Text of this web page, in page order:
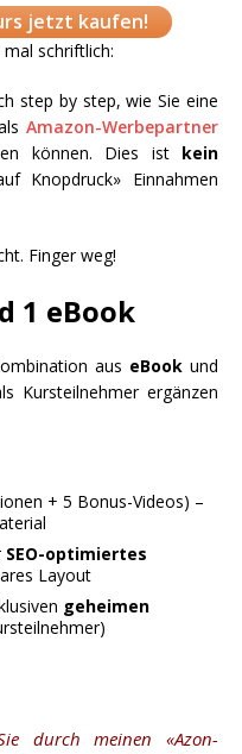
jetzt kaufen!
schriftlich:
step by step, wie Sie eine
Amazon-Werbepartner
können. Dies ist kein
Knopdruck» Einnahmen
Finger weg!
1 eBook
aus eBook und
Kursteilnehmer ergänzen
+ 5 Bonus-Videos) –
SEO-optimiertes
Layout
geheimen
durch meinen «Azon-